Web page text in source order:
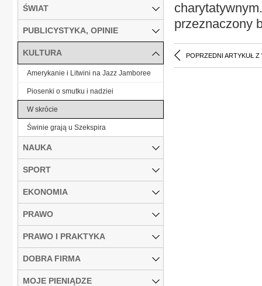
przeznaczony
POPRZEDNI ARTYKUŁ Z
ŚWIAT
PUBLICYSTYKA, OPINIE
KULTURA
Amerykanie i Litwini na Jazz Jamboree
Piosenki o smutku i nadziei
W skrócie
Świnie grają u Szekspira
NAUKA
SPORT
EKONOMIA
PRAWO
PRAWO I PRAKTYKA
DOBRA FIRMA
MOJE PIENIĄDZE